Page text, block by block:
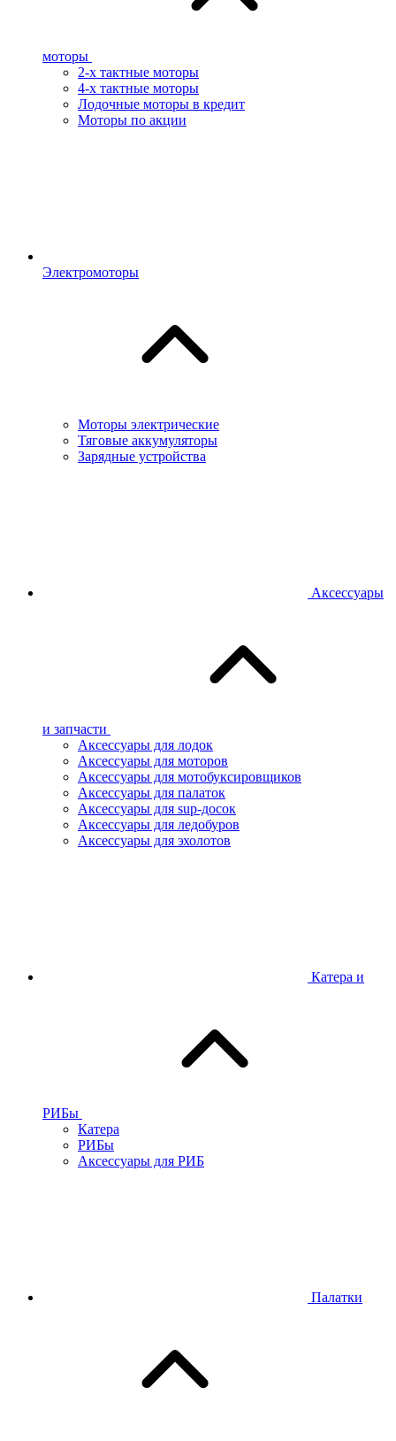
моторы
2-х тактные моторы
4-х тактные моторы
Лодочные моторы в кредит
Моторы по акции
Электромоторы
Моторы электрические
Тяговые аккумуляторы
Зарядные устройства
Аксессуары
и запчасти
Аксессуары для лодок
Аксессуары для моторов
Аксессуары для мотобуксировщиков
Аксессуары для палаток
Аксессуары для sup-досок
Аксессуары для ледобуров
Аксессуары для эхолотов
Катера и
РИБы
Катера
РИБы
Аксессуары для РИБ
Палатки